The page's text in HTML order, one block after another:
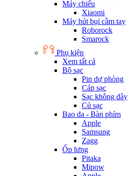
Máy chiếu
Xiaomi
Máy hút bụi cầm tay
Roborock
Smarock
Phụ kiện
Xem tất cả
Bộ sạc
Pin dự phòng
Cáp sạc
Sạc không dây
Củ sạc
Bao da - Bàn phím
Apple
Samsung
Zagg
Ốp lưng
Pitaka
Mipow